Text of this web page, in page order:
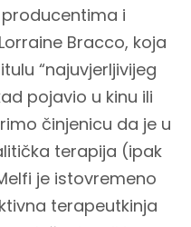
i
Bracco, koja
“najuvjerljivijeg
pojavio u kinu ili
činjenicu da je u
terapija (ipak
je istovremeno
terapeutkinja